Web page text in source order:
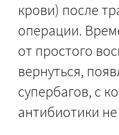
крови) после
операции.
от простого
вернуться,
супербагов, с
антибиотики